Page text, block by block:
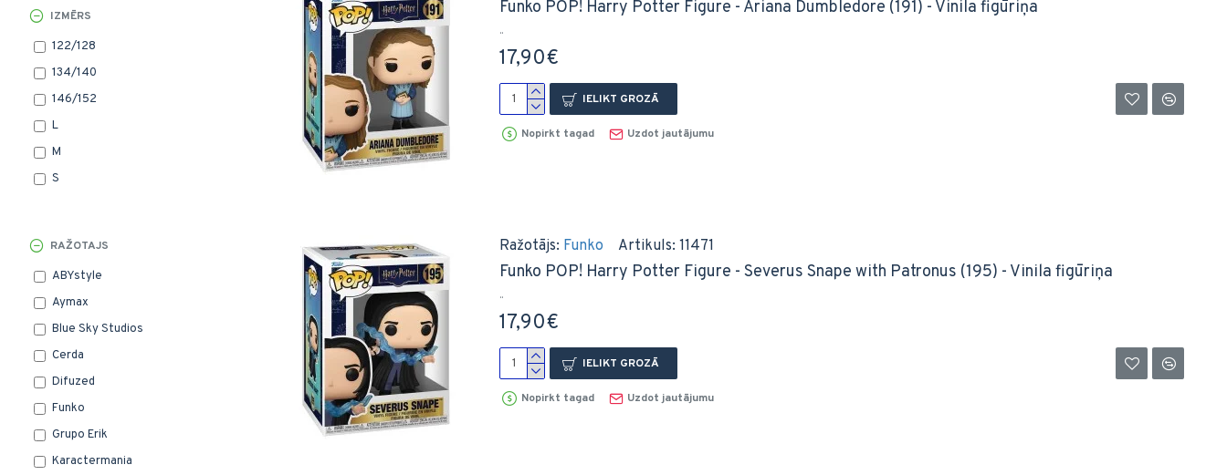
RAŽOTAJS
ABYstyle
Aymax
Blue Sky Studios
Cerda
Difuzed
Funko
Grupo Erik
Karactermania
IZMĒRS
122/128
134/140
146/152
L
M
S
Pudele
Spilvens
Pildspalva
Peles paliktnis
Hūdijs
Pleca somiņa
Maks
Plakāts
Karšu turētājs
Uzlīmes
Piezīmju lapiņas
Funko POP! Harry Potter Figure - Ariana Dumbledore (191) - Vinila figūriņa
..
17,90€
IELIKT GROZĀ
Nopirkt tagad Uzdot jautājumu
Ražotājs: Funko Artikuls: 11471
Funko POP! Harry Potter Figure - Severus Snape with Patronus (195) - Vinila figūriņa
..
17,90€
IELIKT GROZĀ
Nopirkt tagad Uzdot jautājumu